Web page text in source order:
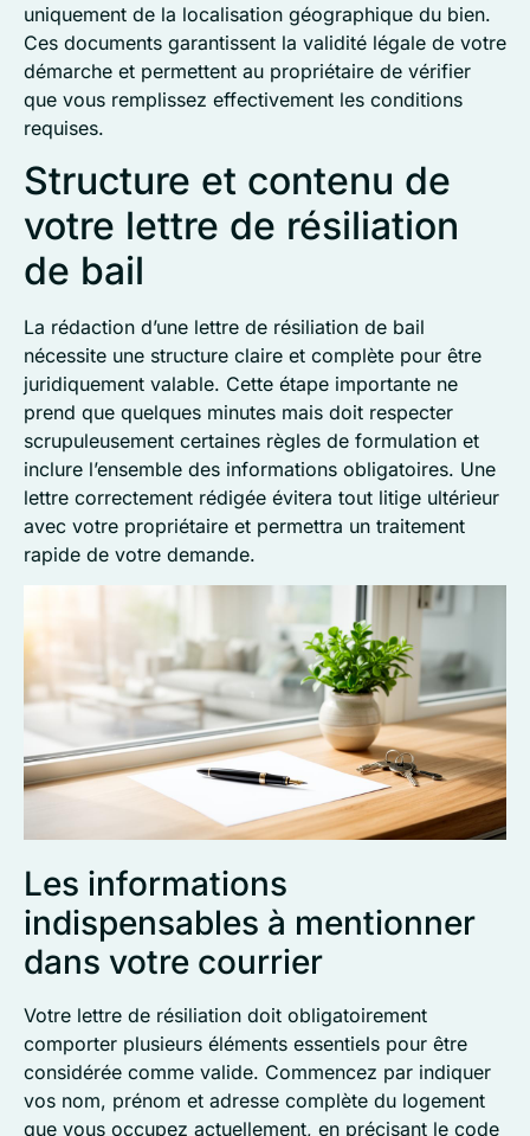
uniquement de la localisation géographique du bien.
Ces documents garantissent la validité légale de votre
démarche et permettent au propriétaire de vérifier
que vous remplissez effectivement les conditions
requises.
Structure et contenu de
votre lettre de résiliation
de bail
La rédaction d’une lettre de résiliation de bail
nécessite une structure claire et complète pour être
juridiquement valable. Cette étape importante ne
prend que quelques minutes mais doit respecter
scrupuleusement certaines règles de formulation et
inclure l’ensemble des informations obligatoires. Une
lettre correctement rédigée évitera tout litige ultérieur
avec votre propriétaire et permettra un traitement
rapide de votre demande.
Les informations
indispensables à mentionner
dans votre courrier
Votre lettre de résiliation doit obligatoirement
comporter plusieurs éléments essentiels pour être
considérée comme valide. Commencez par indiquer
vos nom, prénom et adresse complète du logement
que vous occupez actuellement, en précisant le code